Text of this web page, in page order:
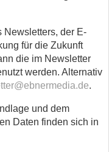
Newsletters, der E-
für die Zukunft
die im Newsletter
werden. Alternativ
.
und dem
Daten finden sich in